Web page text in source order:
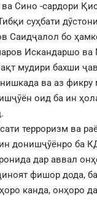
ва Сино -сардори
суҳбати
Саидҷалол бо
Искандаршо ва
мудири бахши
ва аз фикру
оид ба ин
терроризм ва
донишҷӯёнро ба
дар аввал
фишор дода,
канда, онҳоро